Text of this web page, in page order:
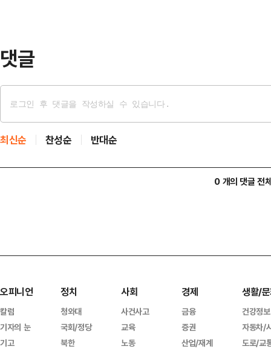
댓글
최신순 찬성순 반대순
0 개의 댓글 전
오피니언
칼럼
기자의 눈
기고
정치
청와대
국회/정당
북한
사회
사건사고
교육
노동
경제
금융
증권
산업/재계
생활/
건강정보
자동차/
도로/교